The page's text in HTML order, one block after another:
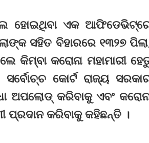
ହୋଇଥିବା ଏକ
ସହିତ ବିହାରରେ ୧୩୨୭
କିମ୍ବା କରୋନା ମହାମାରୀ
କୋର୍ଟ ରାଜ୍ୟ
ଅପଲୋଡ୍ କରିବାକୁ ଏବଂ
ପ୍ରଦାନ କରିବାକୁ କହିଛନ୍ତି ।